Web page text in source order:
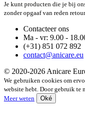
Je kunt producten die je bij
zonder opgaaf van reden
Contacteer ons
Ma - vr: 9.00 -
(+31) 851 072 892
contact@anicare.eu
© 2020-2026 Anicare
We gebruiken cookies om
website hebt. Door gebruik te
Meer weten
Oké